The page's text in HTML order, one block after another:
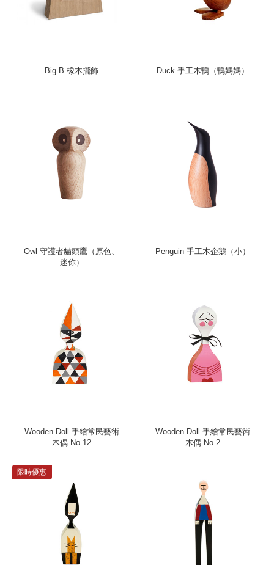
Big B 橡木擺飾 Duck 手工木鴨（鴨媽媽）
Owl 守護者貓頭鷹（原色、
迷你）
Penguin 手工木企鵝（小）
Wooden Doll 手繪常民藝術
木偶 No.12
Wooden Doll 手繪常民藝術
木偶 No.2
限時優惠